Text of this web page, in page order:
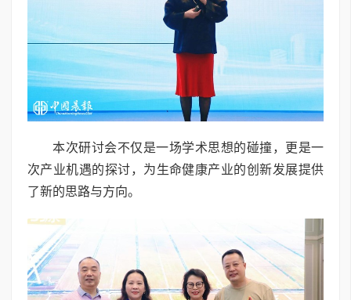
本次研讨会不仅是一场学术思想的碰撞，更是一
次产业机遇的探讨，为生命健康产业的创新发展提供
了新的思路与方向。